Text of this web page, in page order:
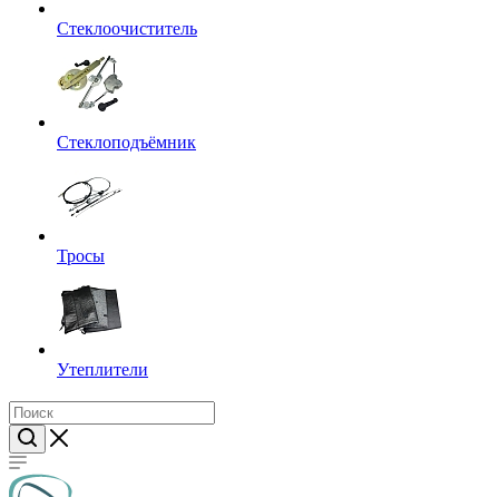
Стеклоочиститель
Стеклоподъёмник
Тросы
Утеплители